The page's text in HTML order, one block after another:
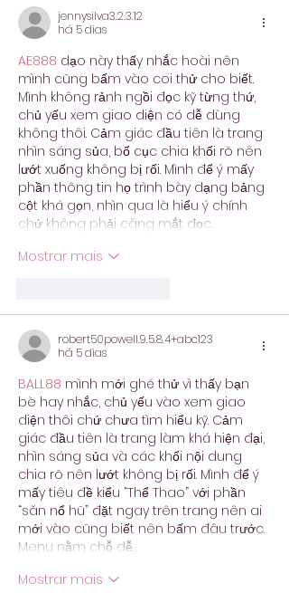
jennysilva3.2.3.12
há 5 dias
AE888 dạo này thấy nhắc hoài nên
mình cũng bấm vào coi thử cho biết.
Mình không rảnh ngồi đọc kỹ từng thứ,
chủ yếu xem giao diện có dễ dùng
không thôi. Cảm giác đầu tiên là trang
nhìn sáng sủa, bố cục chia khối rõ nên
lướt xuống không bị rối. Mình để ý mấy
phần thông tin họ trình bày dạng bảng
cột khá gọn, nhìn qua là hiểu ý chính
chứ không phải căng mắt đọc…
Mostrar mais
robert50powell.9.5.8.4+abc123
há 5 dias
BALL88 mình mới ghé thử vì thấy bạn
bè hay nhắc, chủ yếu vào xem giao
diện thôi chứ chưa tìm hiểu kỹ. Cảm
giác đầu tiên là trang làm khá hiện đại,
nhìn sáng sủa và các khối nội dung
chia rõ nên lướt không bị rối. Mình để ý
mấy tiêu đề kiểu “Thể Thao” với phần
“săn nổ hũ” đặt ngay trên trang nên ai
mới vào cũng biết nên bấm đâu trước.
Menu nằm chỗ dễ…
Mostrar mais